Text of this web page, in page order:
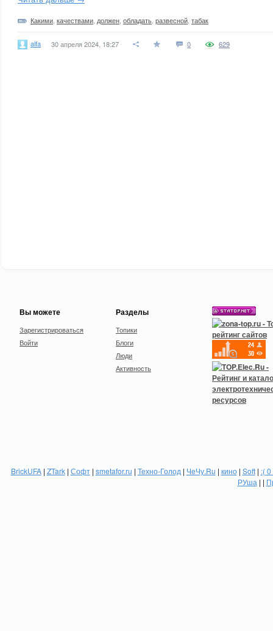
Какими качествами должен обладать развесной табак
alfa 30 апреля 2024, 18:27 0 629
Вы можете
Зарегистрироваться
Войти
Разделы
Топики
Блоги
Люди
Активность
BrickUFA| ZTark| Софт| smetafor.ru | Техно-Голод | ЧеЧу.Ru | кино| Soft| :(
РУша | |